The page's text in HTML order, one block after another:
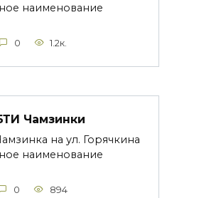
наименование
0 1.2к.
Чамзинки
на ул. Горячкина
наименование
0 894